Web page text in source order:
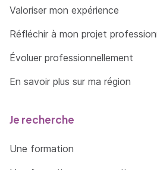
Valoriser mon expérience
Réfléchir à mon projet
Évoluer professionnellement
En savoir plus sur ma région
Je recherche
Une formation